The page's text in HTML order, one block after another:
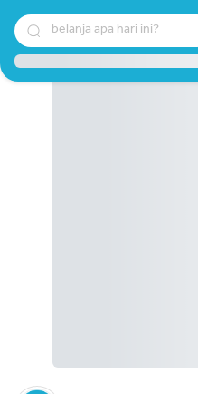
belanja apa hari ini?